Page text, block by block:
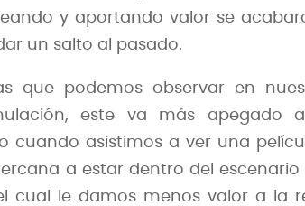
y aportando valor se
un salto al pasado.
que podemos observar en
este va más apegado
cuando asistimos a ver una
a estar dentro del
cual le damos menos valor a la